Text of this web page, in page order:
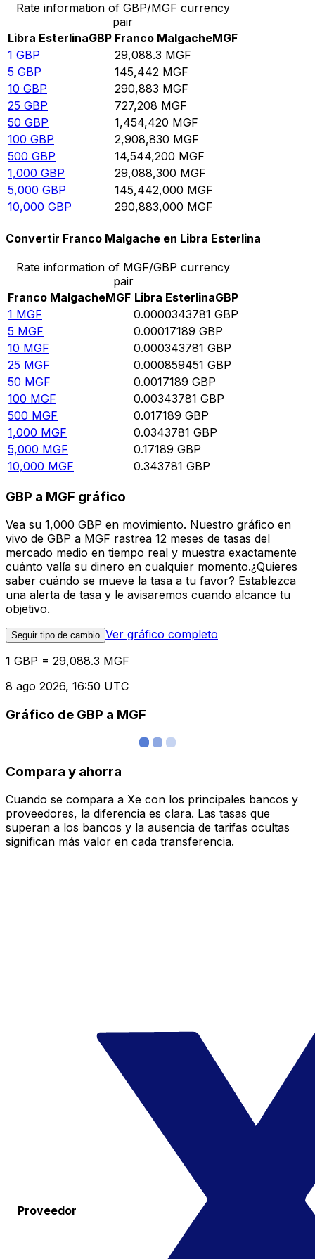
Rate information of GBP/MGF currency
pair
Libra EsterlinaGBP Franco MalgacheMGF
1 GBP 29,088.3 MGF
5 GBP 145,442 MGF
10 GBP 290,883 MGF
25 GBP 727,208 MGF
50 GBP 1,454,420 MGF
100 GBP 2,908,830 MGF
500 GBP 14,544,200 MGF
1,000 GBP 29,088,300 MGF
5,000 GBP 145,442,000 MGF
10,000 GBP 290,883,000 MGF
Convertir Franco Malgache en Libra Esterlina
Rate information of MGF/GBP currency
pair
Franco MalgacheMGF Libra EsterlinaGBP
1 MGF 0.0000343781 GBP
5 MGF 0.00017189 GBP
10 MGF 0.000343781 GBP
25 MGF 0.000859451 GBP
50 MGF 0.0017189 GBP
100 MGF 0.00343781 GBP
500 MGF 0.017189 GBP
1,000 MGF 0.0343781 GBP
5,000 MGF 0.17189 GBP
10,000 MGF 0.343781 GBP
GBP a MGF gráfico
Vea su 1,000 GBP en movimiento. Nuestro gráfico en
vivo de GBP a MGF rastrea 12 meses de tasas del
mercado medio en tiempo real y muestra exactamente
cuánto valía su dinero en cualquier momento.¿Quieres
saber cuándo se mueve la tasa a tu favor? Establezca
una alerta de tasa y le avisaremos cuando alcance tu
objetivo.
Seguir tipo de cambio Ver gráfico completo
1 GBP = 29,088.3 MGF
8 ago 2026, 16:50 UTC
Gráfico de GBP a MGF
Compara y ahorra
Cuando se compara a Xe con los principales bancos y
proveedores, la diferencia es clara. Las tasas que
superan a los bancos y la ausencia de tarifas ocultas
significan más valor en cada transferencia.
Proveedor